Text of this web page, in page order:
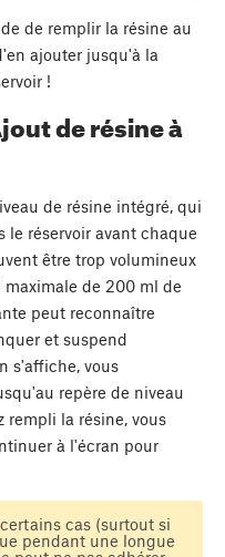
de remplir la résine au
ajouter jusqu'à la
!
de résine à
de résine intégré, qui
le réservoir avant chaque
être trop volumineux
de 200 ml de
peut reconnaître
et suspend
s'affiche, vous
repère de niveau
rempli la résine, vous
à l'écran pour
cas (surtout si
pendant une longue